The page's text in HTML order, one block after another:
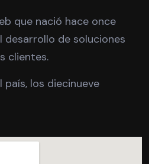
que nació hace once
desarrollo de soluciones
clientes.
los diecinueve